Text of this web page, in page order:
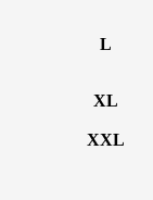
L
XL
XXL